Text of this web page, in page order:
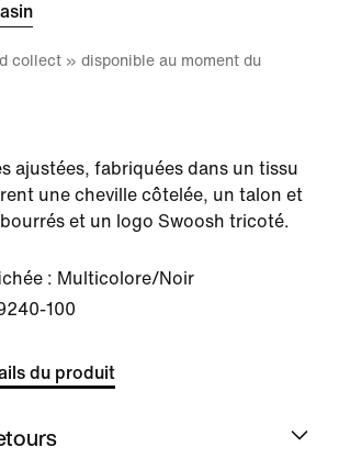
collect » disponible au moment du
ajustées, fabriquées dans un tissu
une cheville côtelée, un talon et
et un logo Swoosh tricoté.
: Multicolore/Noir
100
du produit